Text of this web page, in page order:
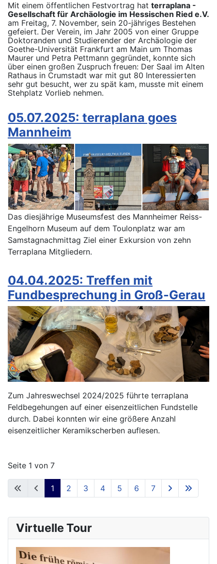
Mit einem öffentlichen Festvortrag hat terraplana -
Gesellschaft für Archäologie im Hessischen Ried e.V.
am Freitag, 7. November, sein 20-jähriges Bestehen
gefeiert. Der Verein, im Jahr 2005 von einer Gruppe
Doktoranden und Studierender der Archäologie der
Goethe-Universität Frankfurt am Main um Thomas
Maurer und Petra Pettmann gegründet, konnte sich
über einen großen Zuspruch freuen: Der Saal im Alten
Rathaus in Crumstadt war mit gut 80 Interessierten
sehr gut besucht, wer zu spät kam, musste mit einem
Stehplatz Vorlieb nehmen.
05.07.2025: terraplana goes
Mannheim
Das diesjährige Museumsfest des Mannheimer Reiss-
Engelhorn Museum auf dem Toulonplatz war am
Samstagnachmittag Ziel einer Exkursion von zehn
Terraplana Mitgliedern.
04.04.2025: Treffen mit
Fundbesprechung in Groß-Gerau
Zum Jahreswechsel 2024/2025 führte terraplana
Feldbegehungen auf einer eisenzeitlichen Fundstelle
durch. Dabei konnten wir eine größere Anzahl
eisenzeitlicher Keramikscherben auflesen.
Seite 1 von 7
1 2 3 4 5 6 7
Virtuelle Tour